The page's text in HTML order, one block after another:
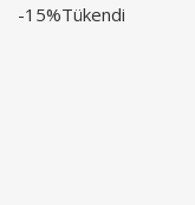
-15%Tükendi